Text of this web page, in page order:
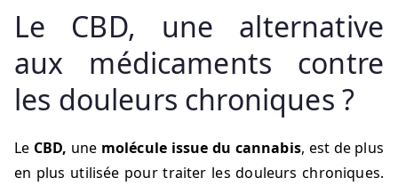
Le CBD, une alternative
aux médicaments contre
les douleurs chroniques ?
Le CBD, une molécule issue du cannabis, est de plus
en plus utilisée pour traiter les douleurs chroniques.